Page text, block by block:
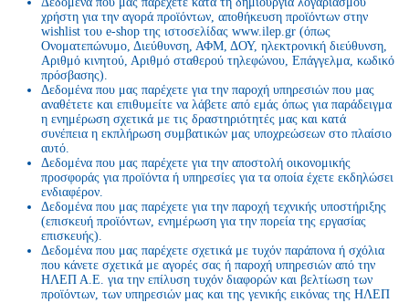
χρήστη για την αγορά προϊόντων, αποθήκευση προϊόντων στην
wishlist του e-shop της ιστοσελίδας www.ilep.gr (όπως
Ονοματεπώνυμο, Διεύθυνση, ΑΦΜ, ΔΟΥ, ηλεκτρονική διεύθυνση,
Αριθμό κινητού, Αριθμό σταθερού τηλεφώνου, Επάγγελμα, κωδικό
πρόσβασης).
Δεδομένα που μας παρέχετε για την παροχή υπηρεσιών που μας
αναθέτετε και επιθυμείτε να λάβετε από εμάς όπως για παράδειγμα
η ενημέρωση σχετικά με τις δραστηριότητές μας και κατά
συνέπεια η εκπλήρωση συμβατικών μας υποχρεώσεων στο πλαίσιο
αυτό.
Δεδομένα που μας παρέχετε για την αποστολή οικονομικής
προσφοράς για προϊόντα ή υπηρεσίες για τα οποία έχετε εκδηλώσει
ενδιαφέρον.
Δεδομένα που μας παρέχετε για την παροχή τεχνικής υποστήριξης
(επισκευή προϊόντων, ενημέρωση για την πορεία της εργασίας
επισκευής).
Δεδομένα που μας παρέχετε σχετικά με τυχόν παράπονα ή σχόλια
που κάνετε σχετικά με αγορές σας ή παροχή υπηρεσιών από την
ΗΛΕΠ Α.Ε. για την επίλυση τυχόν διαφορών και βελτίωση των
προϊόντων, των υπηρεσιών μας και της γενικής εικόνας της ΗΛΕΠ